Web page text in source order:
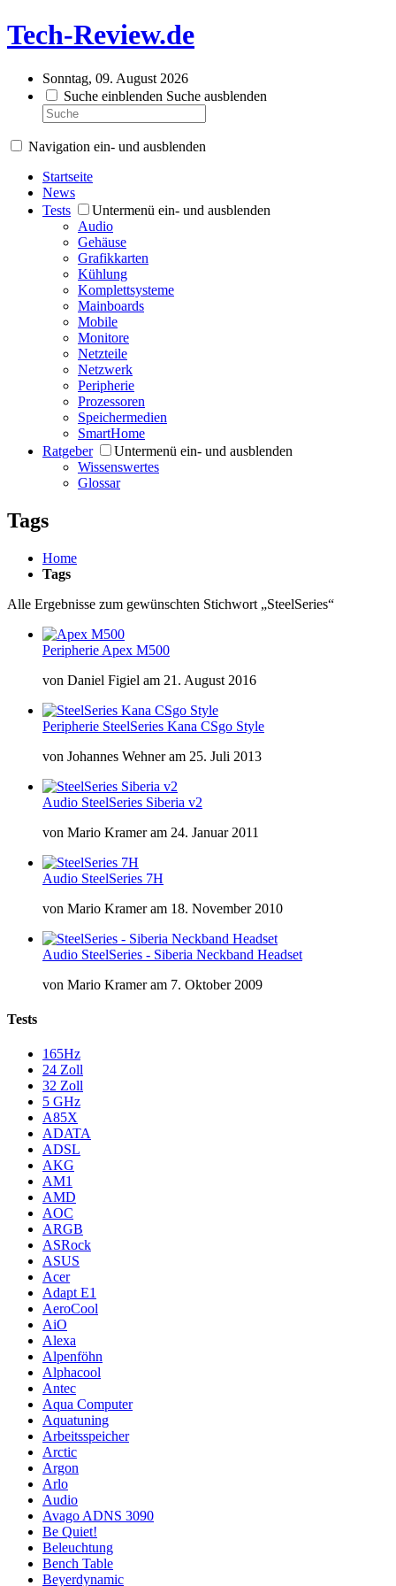
Tech-Review.de
Sonntag, 09. August 2026
Suche einblenden Suche ausblenden
Navigation ein- und ausblenden
Startseite
News
Tests
Untermenü ein- und ausblenden
Audio
Gehäuse
Grafikkarten
Kühlung
Komplettsysteme
Mainboards
Mobile
Monitore
Netzteile
Netzwerk
Peripherie
Prozessoren
Speichermedien
SmartHome
Ratgeber
Untermenü ein- und ausblenden
Wissenswertes
Glossar
Tags
Home
Tags
Alle Ergebnisse zum gewünschten Stichwort „SteelSeries“
Peripherie Apex M500
von Daniel Figiel am 21. August 2016
Peripherie SteelSeries Kana CSgo Style
von Johannes Wehneram 25. Juli 2013
Audio SteelSeries Siberia v2
von Mario Krameram 24. Januar 2011
Audio SteelSeries 7H
von Mario Krameram 18. November 2010
Audio SteelSeries - Siberia Neckband Headset
von Mario Krameram 7. Oktober 2009
Tests
165Hz
24 Zoll
32 Zoll
5 GHz
A85X
ADATA
ADSL
AKG
AM1
AMD
AOC
ARGB
ASRock
ASUS
Acer
Adapt E1
AeroCool
AiO
Alexa
Alpenföhn
Alphacool
Antec
Aqua Computer
Aquatuning
Arbeitsspeicher
Arctic
Argon
Arlo
Audio
Avago ADNS 3090
Be Quiet!
Beleuchtung
Bench Table
Beyerdynamic